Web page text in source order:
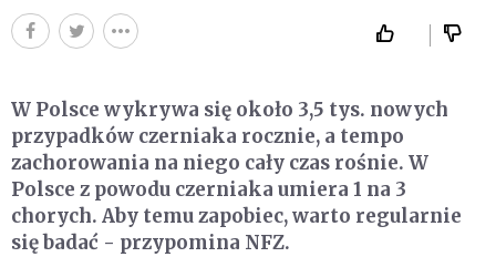
W Polsce wykrywa się około 3,5 tys. nowych
przypadków czerniaka rocznie, a tempo
zachorowania na niego cały czas rośnie. W
Polsce z powodu czerniaka umiera 1 na 3
chorych. Aby temu zapobiec, warto regularnie
się badać - przypomina NFZ.